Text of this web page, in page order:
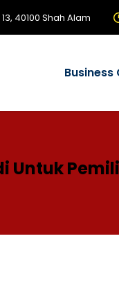
40100 Shah Alam
Business
Untuk